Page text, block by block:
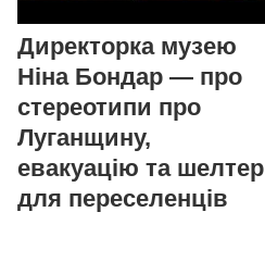
Директорка музею
Ніна Бондар — про
стереотипи про
Луганщину,
евакуацію та шелтер
для переселенців